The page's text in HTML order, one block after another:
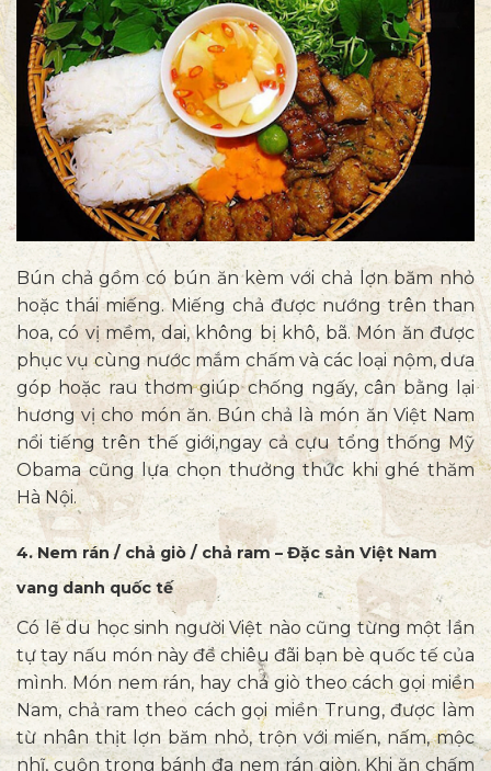
Bún chả gồm có bún ăn kèm với chả lợn băm nhỏ
hoặc thái miếng. Miếng chả được nướng trên than
hoa, có vị mềm, dai, không bị khô, bã. Món ăn được
phục vụ cùng nước mắm chấm và các loại nộm, dưa
góp hoặc rau thơm giúp chống ngấy, cân bằng lại
hương vị cho món ăn. Bún chả là món ăn Việt Nam
nổi tiếng trên thế giới,ngay cả cựu tổng thống Mỹ
Obama cũng lựa chọn thưởng thức khi ghé thăm
Hà Nội.
4. Nem rán / chả giò / chả ram – Đặc sản Việt Nam
vang danh quốc tế
Có lẽ du học sinh người Việt nào cũng từng một lần
tự tay nấu món này để chiêu đãi bạn bè quốc tế của
mình. Món nem rán, hay chả giò theo cách gọi miền
Nam, chả ram theo cách gọi miền Trung, được làm
từ nhân thịt lợn băm nhỏ, trộn với miến, nấm, mộc
nhĩ, cuộn trong bánh đa nem rán giòn. Khi ăn chấm